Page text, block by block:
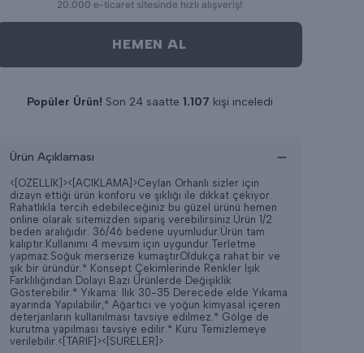
HEMEN AL
Popüler Ürün! Son 24 saatte 1.107 kişi inceledi
Ürün Açıklaması
<[OZELLIK]><[ACIKLAMA]>Ceylan Orhanlı sizler için
dizayn ettiği ürün konforu ve şıklığı ile dikkat çekiyor.
Rahatlıkla tercih edebileceğiniz bu güzel ürünü hemen
online olarak sitemizden sipariş verebilirsiniz.Ürün 1/2
beden aralığıdır. 36/46 bedene uyumludur.Ürün tam
kalıptır.Kullanımı 4 mevsim için uygundur.Terletme
yapmaz.Soğuk merserize kumaştırOldukça rahat bir ve
şık bir üründür.* Konsept Çekimlerinde Renkler Işık
Farklılığından Dolayı Bazı Ürünlerde Değişiklik
Gösterebilir.* Yıkama: Ilık 30-35 Derecede elde Yıkama
ayarında Yapılabilir,* Ağartıcı ve yoğun kimyasal içeren
deterjanların kullanılması tavsiye edilmez.* Gölge de
kurutma yapılması tavsiye edilir.* Kuru Temizlemeye
verilebilir.<[TARIF]><[SURELER]>